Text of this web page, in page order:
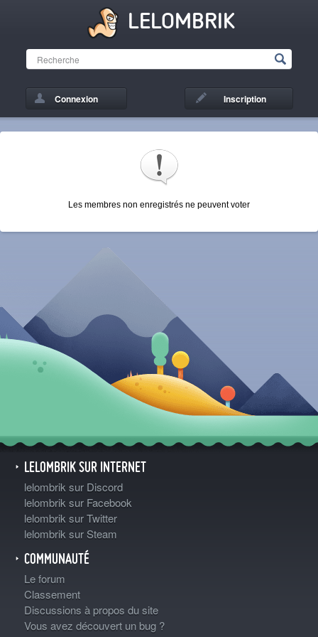
LELOMBRIK
Connexion Inscription
Les membres non enregistrés ne peuvent voter
LELOMBRIK SUR INTERNET
lelombrik sur Discord
lelombrik sur Facebook
lelombrik sur Twitter
lelombrik sur Steam
COMMUNAUTÉ
Le forum
Classement
Discussions à propos du site
Vous avez découvert un bug ?